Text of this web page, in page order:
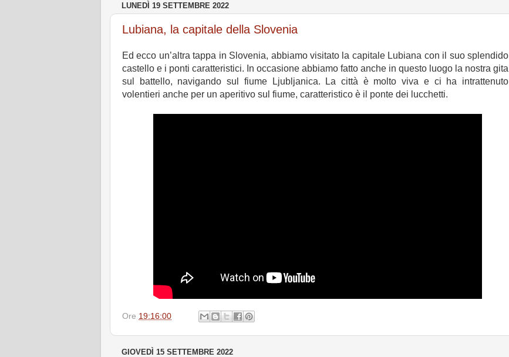
LUNEDÌ 19 SETTEMBRE 2022
Lubiana, la capitale della Slovenia
Ed ecco un’altra tappa in Slovenia, abbiamo visitato la capitale Lubiana con il suo splendido
castello e i ponti caratteristici. In occasione abbiamo fatto anche in questo luogo la nostra gita
sul battello, navigando sul fiume Ljubljanica. La città è molto viva e ci ha intrattenuto
volentieri anche per un aperitivo sul fiume, caratteristico è il ponte dei lucchetti.
Ore 19:16:00
GIOVEDÌ 15 SETTEMBRE 2022